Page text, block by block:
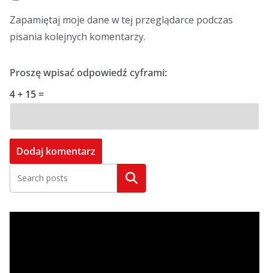
Zapamiętaj moje dane w tej przeglądarce podczas
pisania kolejnych komentarzy.
Proszę wpisać odpowiedź cyframi:
4 + 15 =
Szukaj